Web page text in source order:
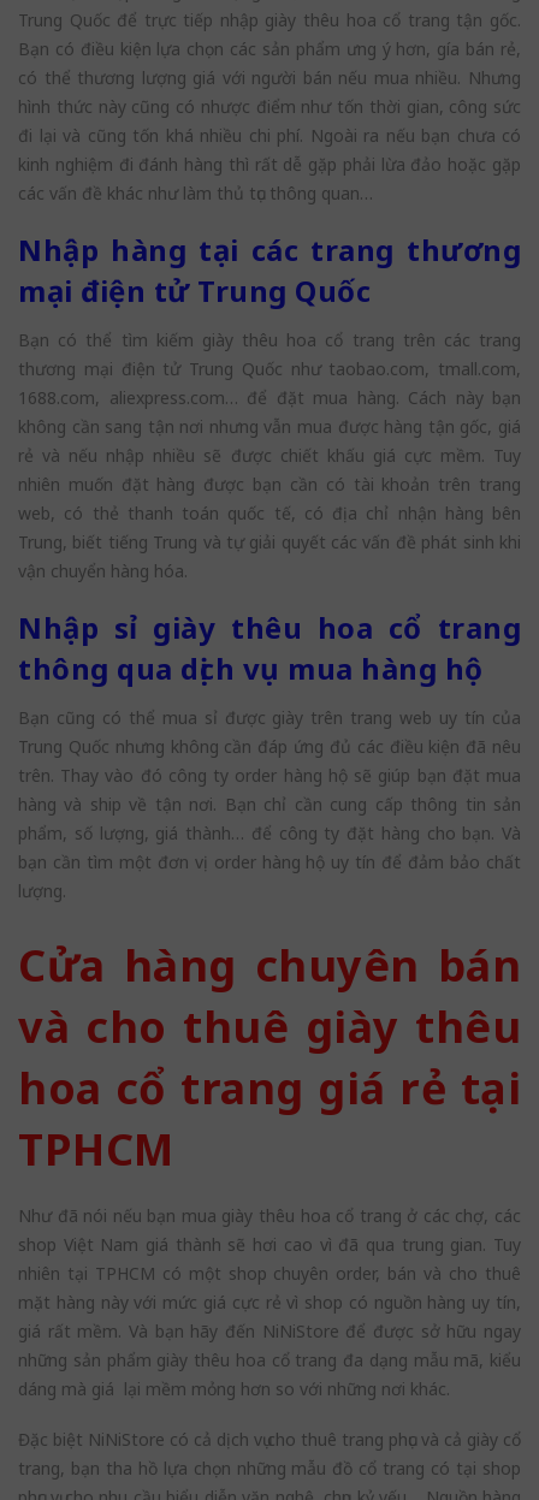
Trung Quốc để trực tiếp nhập giày thêu hoa cổ trang tận gốc.
Bạn có điều kiện lựa chọn các sản phẩm ưng ý hơn, gía bán rẻ,
có thể thương lượng giá với người bán nếu mua nhiều. Nhưng
hình thức này cũng có nhược điểm như tốn thời gian, công sức
đi lại và cũng tốn khá nhiều chi phí. Ngoài ra nếu bạn chưa có
kinh nghiệm đi đánh hàng thì rất dễ gặp phải lừa đảo hoặc gặp
các vấn đề khác như làm thủ tục thông quan…
Nhập hàng tại các trang thương
mại điện tử Trung Quốc
Bạn có thể tìm kiếm giày thêu hoa cổ trang trên các trang
thương mại điện tử Trung Quốc như taobao.com, tmall.com,
1688.com, aliexpress.com… để đặt mua hàng. Cách này bạn
không cần sang tận nơi nhưng vẫn mua được hàng tận gốc, giá
rẻ và nếu nhập nhiều sẽ được chiết khấu giá cực mềm. Tuy
nhiên muốn đặt hàng được bạn cần có tài khoản trên trang
web, có thẻ thanh toán quốc tế, có địa chỉ nhận hàng bên
Trung, biết tiếng Trung và tự giải quyết các vấn đề phát sinh khi
vận chuyển hàng hóa.
Nhập sỉ giày thêu hoa cổ trang
thông qua dịch vụ mua hàng hộ
Bạn cũng có thể mua sỉ được giày trên trang web uy tín của
Trung Quốc nhưng không cần đáp ứng đủ các điều kiện đã nêu
trên. Thay vào đó công ty order hàng hộ sẽ giúp bạn đặt mua
hàng và ship về tận nơi. Bạn chỉ cần cung cấp thông tin sản
phẩm, số lượng, giá thành… để công ty đặt hàng cho bạn. Và
bạn cần tìm một đơn vị order hàng hộ uy tín để đảm bảo chất
lượng.
Cửa hàng chuyên bán
và cho thuê giày thêu
hoa cổ trang giá rẻ tại
TPHCM
Như đã nói nếu bạn mua giày thêu hoa cổ trang ở các chợ, các
shop Việt Nam giá thành sẽ hơi cao vì đã qua trung gian. Tuy
nhiên tại TPHCM có một shop chuyên order, bán và cho thuê
mặt hàng này với mức giá cực rẻ vì shop có nguồn hàng uy tín,
giá rất mềm. Và bạn hãy đến NiNiStore để được sở hữu ngay
những sản phẩm giày thêu hoa cổ trang đa dạng mẫu mã, kiểu
dáng mà giá lại mềm mỏng hơn so với những nơi khác.
Đặc biệt NiNiStore có cả dịch vụ cho thuê trang phục và cả giày cổ
trang, bạn tha hồ lựa chọn những mẫu đồ cổ trang có tại shop